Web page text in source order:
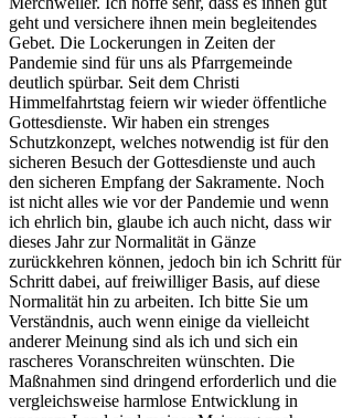
geht und versichere ihnen mein begleitendes
Gebet. Die Lockerungen in Zeiten der
Pandemie sind für uns als Pfarrgemeinde
deutlich spürbar. Seit dem Christi
Himmelfahrtstag feiern wir wieder öffentliche
Gottesdienste. Wir haben ein strenges
Schutzkonzept, welches notwendig ist für den
sicheren Besuch der Gottesdienste und auch
den sicheren Empfang der Sakramente. Noch
ist nicht alles wie vor der Pandemie und wenn
ich ehrlich bin, glaube ich auch nicht, dass wir
dieses Jahr zur Normalität in Gänze
zurückkehren können, jedoch bin ich Schritt für
Schritt dabei, auf freiwilliger Basis, auf diese
Normalität hin zu arbeiten. Ich bitte Sie um
Verständnis, auch wenn einige da vielleicht
anderer Meinung sind als ich und sich ein
rascheres Voranschreiten wünschten. Die
Maßnahmen sind dringend erforderlich und die
vergleichsweise harmlose Entwicklung in